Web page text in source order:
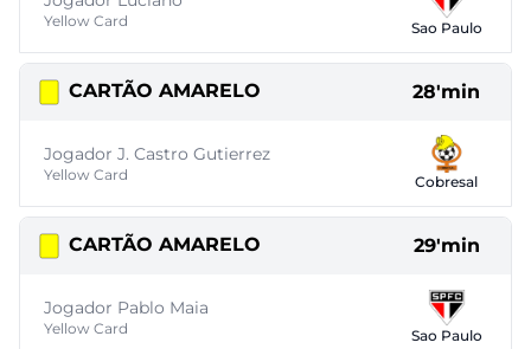
Yellow Card Sao Paulo
CARTÃO AMARELO 28'min
Jogador J. Castro Gutierrez
Yellow Card Cobresal
CARTÃO AMARELO 29'min
Jogador Pablo Maia
Yellow Card Sao Paulo